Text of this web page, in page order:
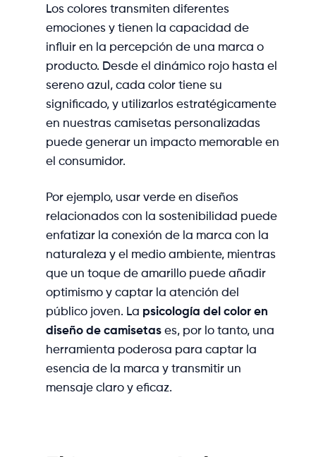
Los colores transmiten diferentes
emociones y tienen la capacidad de
influir en la percepción de una marca o
producto. Desde el dinámico rojo hasta el
sereno azul, cada color tiene su
significado, y utilizarlos estratégicamente
en nuestras camisetas personalizadas
puede generar un impacto memorable en
el consumidor.
Por ejemplo, usar verde en diseños
relacionados con la sostenibilidad puede
enfatizar la conexión de la marca con la
naturaleza y el medio ambiente, mientras
que un toque de amarillo puede añadir
optimismo y captar la atención del
público joven. La psicología del color en
diseño de camisetas es, por lo tanto, una
herramienta poderosa para captar la
esencia de la marca y transmitir un
mensaje claro y eficaz.